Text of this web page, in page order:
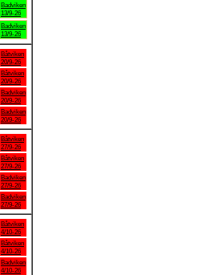
Badviken
13/9-26
Badviken
13/9-26
Båtviken
20/9-26
Båtviken
20/9-26
Badviken
20/9-26
Badviken
20/9-26
Båtviken
27/9-26
Båtviken
27/9-26
Badviken
27/9-26
Badviken
27/9-26
Båtviken
4/10-26
Båtviken
4/10-26
Badviken
4/10-26